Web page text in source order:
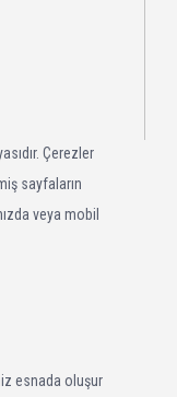
Çerezler
sayfaların
veya mobil
esnada oluşur